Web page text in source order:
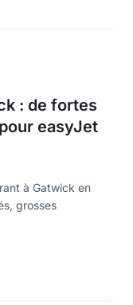
: de fortes
easyJet
à Gatwick en
grosses